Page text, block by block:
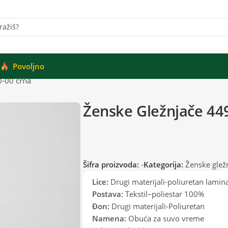
Povoljno
00 crna
Ženske Gležnjače
Šifra proizvoda: -Kategorija: Ženske
Lice: Drugi materijali-poliuretan
Postava: Tekstil–poliestar 100%
Đon: Drugi materijali-Poliuretan
Namena: Obuća za suvo vreme